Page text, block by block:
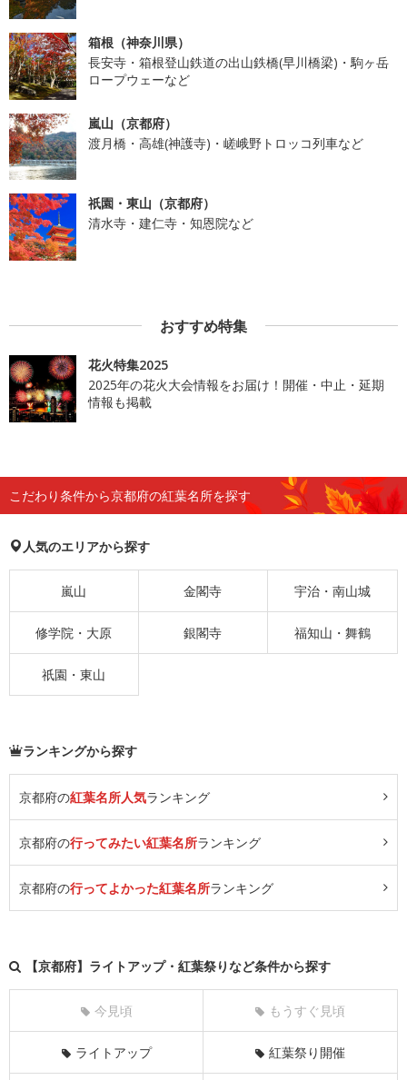
箱根（神奈川県）
長安寺・箱根登山鉄道の出山鉄橋(早川橋梁)・駒ヶ岳
ロープウェーなど
嵐山（京都府）
渡月橋・高雄(神護寺)・嵯峨野トロッコ列車など
祇園・東山（京都府）
清水寺・建仁寺・知恩院など
おすすめ特集
花火特集2025
2025年の花火大会情報をお届け！開催・中止・延期
情報も掲載
こだわり条件から京都府の紅葉名所を探す
人気のエリアから探す
嵐山 金閣寺 宇治・南山城
修学院・大原 銀閣寺 福知山・舞鶴
祇園・東山
ランキングから探す
京都府の紅葉名所人気ランキング
京都府の行ってみたい紅葉名所ランキング
京都府の行ってよかった紅葉名所ランキング
【京都府】ライトアップ・紅葉祭りなど条件から探す
今見頃 もうすぐ見頃
ライトアップ 紅葉祭り開催